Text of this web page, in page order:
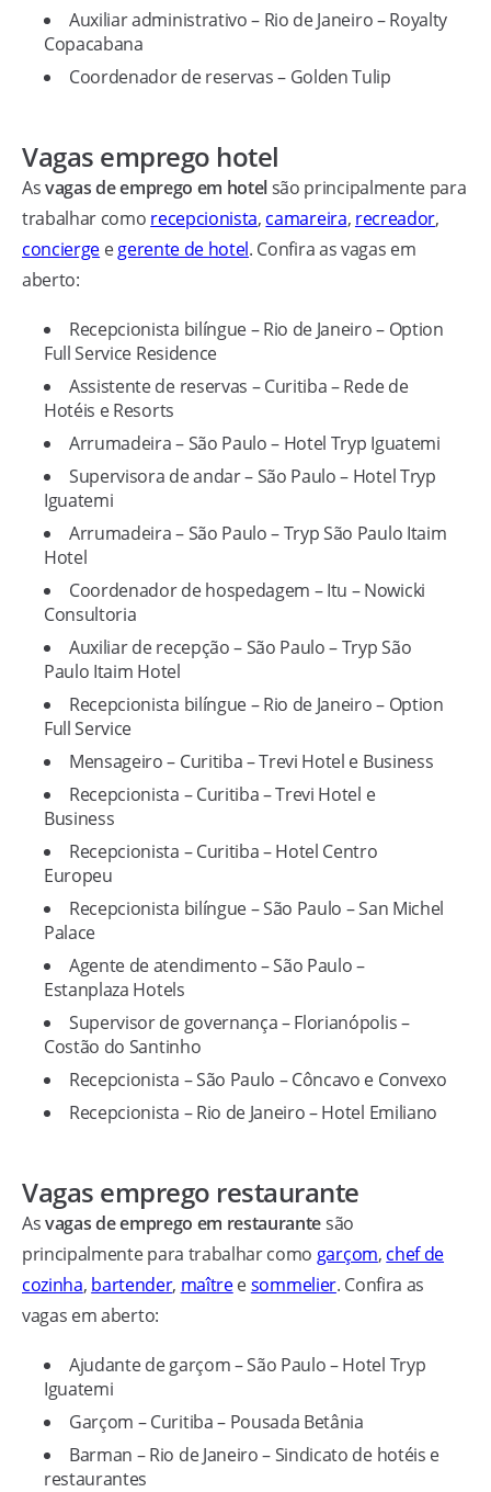
Auxiliar administrativo – Rio de Janeiro – Royalty
Copacabana
Coordenador de reservas – Golden Tulip
Vagas emprego hotel
Asvagas de emprego em hotelsão principalmente para
trabalhar como recepcionista, camareira, recreador,
concierge egerente de hotel. Confira as vagas em
aberto:
Recepcionista bilíngue – Rio de Janeiro – Option
Full Service Residence
Assistente de reservas – Curitiba – Rede de
Hotéis e Resorts
Arrumadeira – São Paulo – Hotel Tryp Iguatemi
Supervisora de andar – São Paulo – Hotel Tryp
Iguatemi
Arrumadeira – São Paulo – Tryp São Paulo Itaim
Hotel
Coordenador de hospedagem – Itu – Nowicki
Consultoria
Auxiliar de recepção – São Paulo – Tryp São
Paulo Itaim Hotel
Recepcionista bilíngue – Rio de Janeiro – Option
Full Service
Mensageiro – Curitiba – Trevi Hotel e Business
Recepcionista – Curitiba – Trevi Hotel e
Business
Recepcionista – Curitiba – Hotel Centro
Europeu
Recepcionista bilíngue – São Paulo – San Michel
Palace
Agente de atendimento – São Paulo –
Estanplaza Hotels
Supervisor de governança – Florianópolis –
Costão do Santinho
Recepcionista – São Paulo – Côncavo e Convexo
Recepcionista – Rio de Janeiro – Hotel Emiliano
Vagas emprego restaurante
Asvagas de emprego em restaurantesão
principalmente para trabalhar como garçom, chef de
cozinha, bartender, maîtreesommelier. Confira as
vagas em aberto:
Ajudante de garçom – São Paulo – Hotel Tryp
Iguatemi
Garçom – Curitiba – Pousada Betânia
Barman – Rio de Janeiro – Sindicato de hotéis e
restaurantes